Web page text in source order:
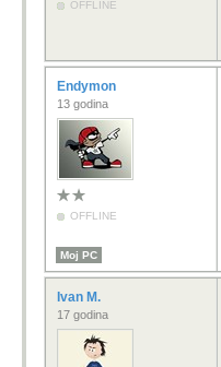
OFFLINE
Endymon
13 godina
OFFLINE
Moj PC
Ivan M.
17 godina